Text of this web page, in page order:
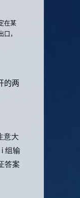
在某
，
的两
意大
组输
答案